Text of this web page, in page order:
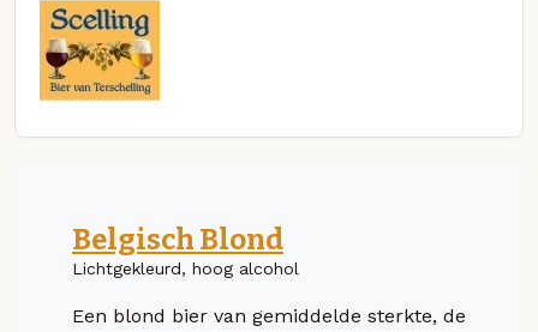
Belgisch Blond
Lichtgekleurd, hoog alcohol
Een blond bier van gemiddelde sterkte, de